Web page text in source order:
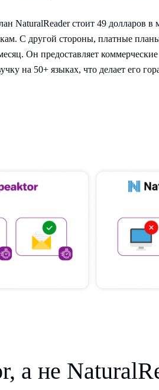
NaturalReader стоит 49 долларов в
С другой стороны, платные
Он предоставляет
на 50+ языках, что делает его
а не